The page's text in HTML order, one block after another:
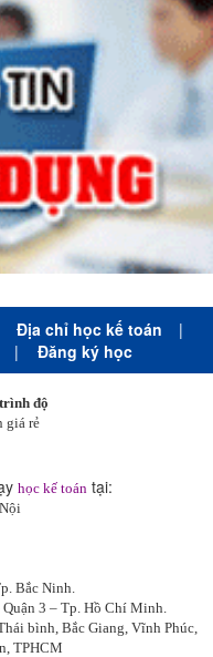
Địa chỉ học kế toán
|
| Đăng ký học
độ
giá rẻ
học kế toán tại:
Bắc Ninh.
3 – Tp. Hồ Chí Minh.
bình, Bắc Giang, Vĩnh Phúc,
TPHCM